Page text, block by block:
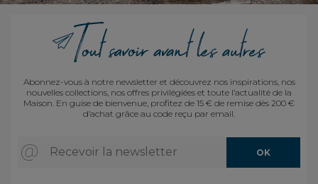
Abonnez-vous à notre newsletter et découvrez nos inspirations, nos
nouvelles collections, nos offres privilégiées et toute l’actualité de la
Maison. En guise de bienvenue, profitez de 15 € de remise dès 200 €
d’achat grâce au code reçu par email.
Recevoir la newsletter OK